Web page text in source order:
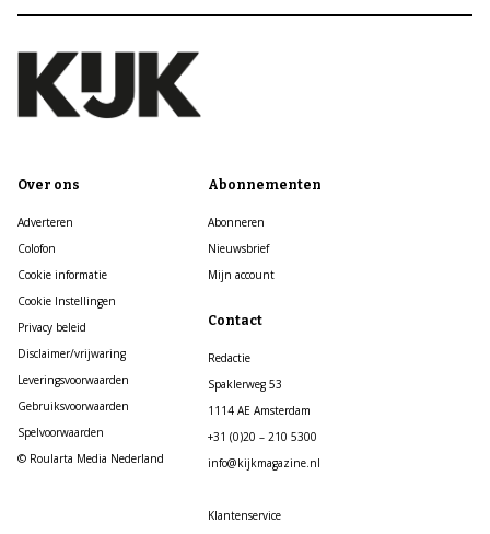
Over ons
Adverteren
Colofon
Cookie informatie
Cookie Instellingen
Privacy beleid
Disclaimer/vrijwaring
Leveringsvoorwaarden
Gebruiksvoorwaarden
Spelvoorwaarden
© Roularta Media Nederland
Abonnementen
Abonneren
Nieuwsbrief
Mijn account
Contact
Redactie
Spaklerweg 53
1114 AE Amsterdam
+31 (0)20 – 210 5300
info@kijkmagazine.nl
Klantenservice